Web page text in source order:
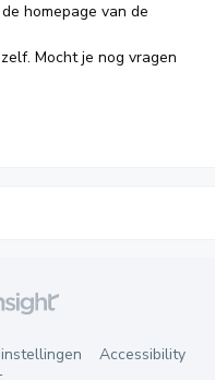
homepage van de
Mocht je nog vragen
Accessibility